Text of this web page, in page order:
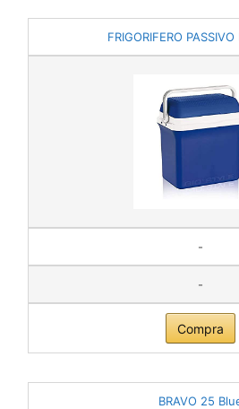
FRIGORIFERO
-
-
Compra
BRAVO 25